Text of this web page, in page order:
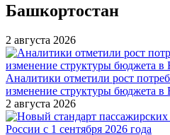
Башкортостан
2 августа 2026
Аналитики отметили рост
изменение структуры бюджета в
2 августа 2026